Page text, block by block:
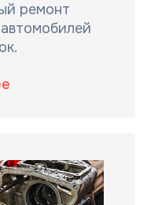
ремонт